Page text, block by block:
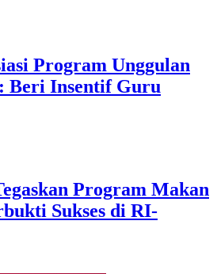
Program Unggulan
Beri Insentif Guru
Program Makan
Sukses di RI-